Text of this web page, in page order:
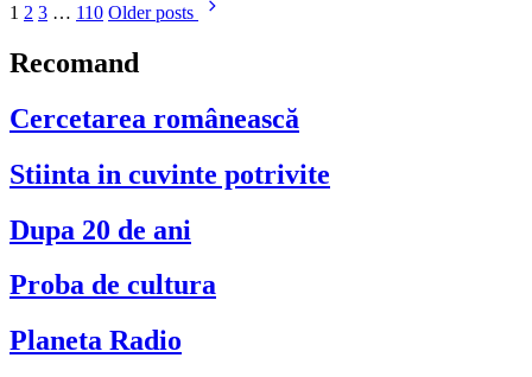
cu
Posts
1 2 3 … 110 Older posts
Recomand
Cercetarea românească
Stiinta in cuvinte potrivite
Dupa 20 de ani
Proba de cultura
Planeta Radio